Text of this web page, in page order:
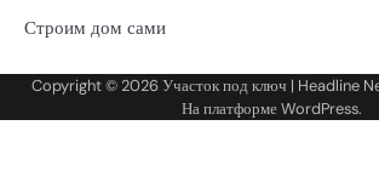
Строим дом сами
Copyright © 2026Участок под ключ | Headline
На платформеWordPress.